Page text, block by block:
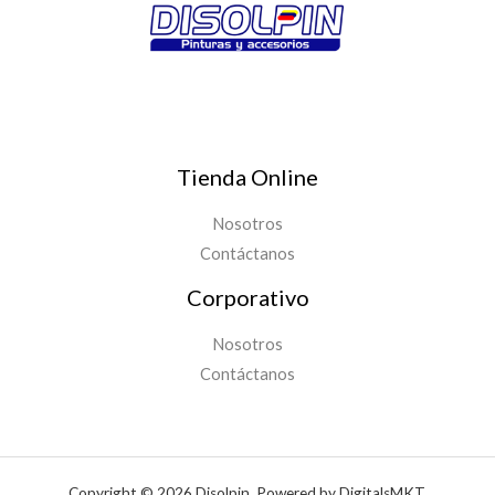
Tienda Online
Nosotros
Contáctanos
Corporativo
Nosotros
Contáctanos